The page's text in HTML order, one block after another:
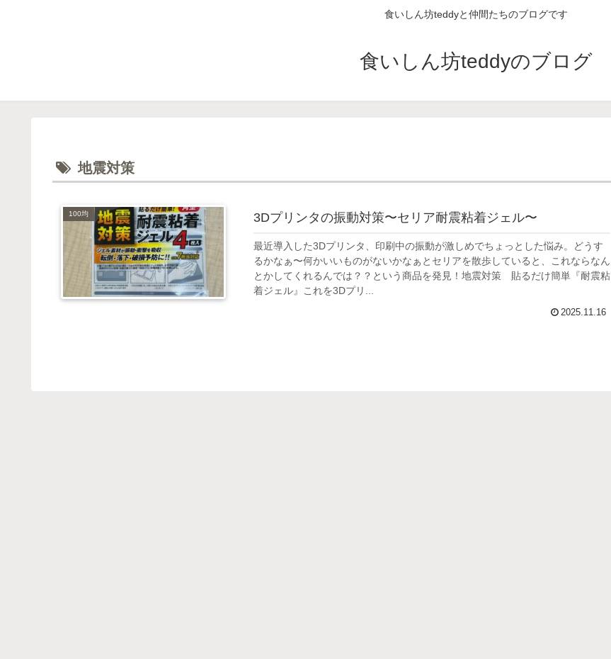
食いしん坊teddyと仲間たちのブログです
食いしん坊teddyのブログ
地震対策
100均 3Dプリンタの振動対策〜セリア耐震粘着ジェル〜
最近導入した3Dプリンタ、印刷中の振動が激しめでちょっとした悩み。どうす
るかなぁ〜何かいいものがないかなぁとセリアを散歩していると、これならなん
とかしてくれるんでは？？という商品を発見！地震対策 貼るだけ簡単『耐震粘
着ジェル』これを3Dプリ...
2025.11.16